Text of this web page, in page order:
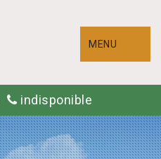
MENU
indisponible